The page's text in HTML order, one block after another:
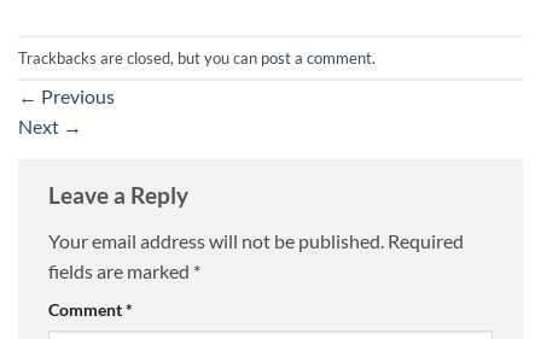
Trackbacks are closed, but you can post a comment.
← Previous
Next →
Leave a Reply
Your email address will not be published. Required
fields are marked *
Comment*